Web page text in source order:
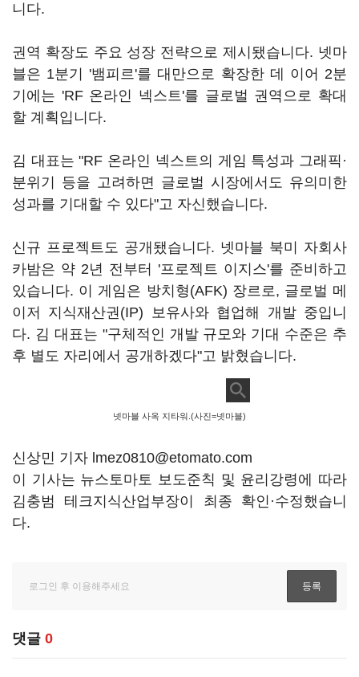
니다.
권역 확장도 주요 성장 전략으로 제시됐습니다. 넷마
블은 1분기 '뱀피르'를 대만으로 확장한 데 이어 2분
기에는 'RF 온라인 넥스트'를 글로벌 권역으로 확대
할 계획입니다.
김 대표는 "RF 온라인 넥스트의 게임 특성과 그래픽·
분위기 등을 고려하면 글로벌 시장에서도 유의미한
성과를 기대할 수 있다"고 자신했습니다.
신규 프로젝트도 공개됐습니다. 넷마블 북미 자회사
카밤은 약 2년 전부터 '프로젝트 이지스'를 준비하고
있습니다. 이 게임은 방치형(AFK) 장르로, 글로벌 메
이저 지식재산권(IP) 보유사와 협업해 개발 중입니
다. 김 대표는 "구체적인 개발 규모와 기대 수준은 추
후 별도 자리에서 공개하겠다"고 밝혔습니다.
넷마블 사옥 지타워.(사진=넷마블)
신상민 기자 lmez0810@etomato.com
이 기사는 뉴스토마토 보도준칙 및 윤리강령에 따라
김충범 테크지식산업부장이 최종 확인·수정했습니
다.
댓글 0